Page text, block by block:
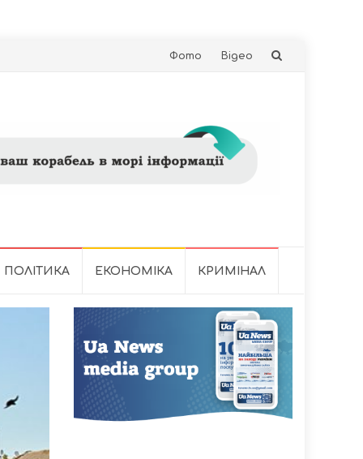
Skip
Фото Відео
ПОЛІТИКА ЕКОНОМІКА КРИМІНАЛ